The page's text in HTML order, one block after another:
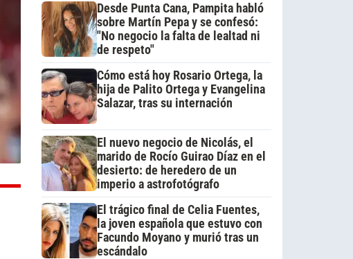
Desde Punta Cana, Pampita habló
sobre Martín Pepa y se confesó:
"No negocio la falta de lealtad ni
de respeto"
Cómo está hoy Rosario Ortega, la
hija de Palito Ortega y Evangelina
Salazar, tras su internación
El nuevo negocio de Nicolás, el
marido de Rocío Guirao Díaz en el
desierto: de heredero de un
imperio a astrofotógrafo
El trágico final de Celia Fuentes,
la joven española que estuvo con
Facundo Moyano y murió tras un
escándalo